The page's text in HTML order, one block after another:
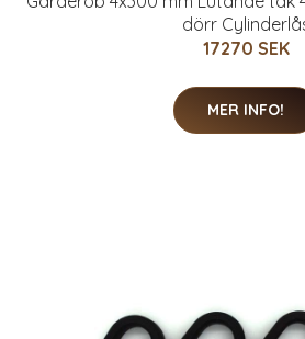
dörr
17270 SEK
MER INFO!